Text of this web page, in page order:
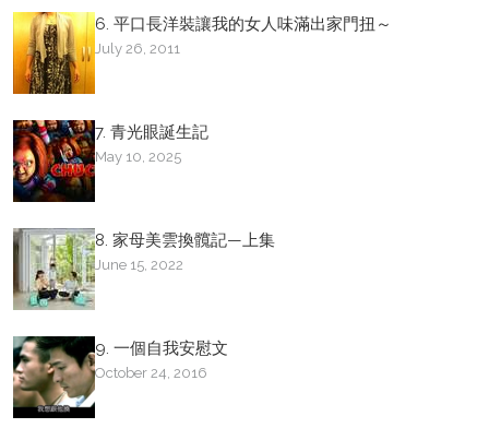
6. 平口長洋裝讓我的女人味滿出家門扭～
July 26, 2011
7. 青光眼誕生記
May 10, 2025
8. 家母美雲換髖記—上集
June 15, 2022
9. 一個自我安慰文
October 24, 2016